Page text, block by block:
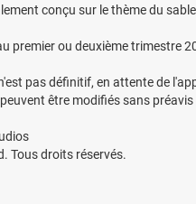
conçu sur le thème du
premier ou deuxième trimestre
pas définitif, en attente de
être modifiés sans préavis
Tous droits réservés.